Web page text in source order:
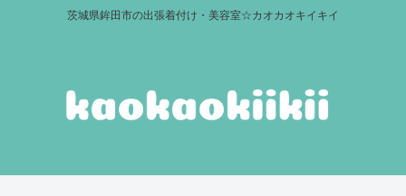
茨城県鉾田市の出張着付け・美容室☆カオカオキイキイ